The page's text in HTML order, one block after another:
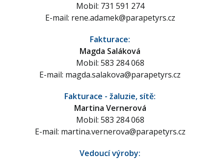
Mobil: 731 591 274
E-mail: rene.adamek@parapetyrs.cz
Fakturace:
Magda Saláková
Mobil: 583 284 068
E-mail: magda.salakova@parapetyrs.cz
Fakturace - žaluzie, sítě:
Martina Vernerová
Mobil: 583 284 068
E-mail: martina.vernerova@parapetyrs.cz
Vedoucí výroby: